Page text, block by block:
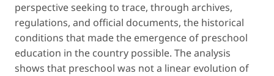
perspective seeking to trace, through archives,
regulations, and official documents, the historical
conditions that made the emergence of preschool
education in the country possible. The analysis
shows that preschool was not a linear evolution of